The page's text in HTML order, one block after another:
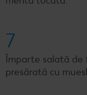
7
Împarte salată de
presărată cu